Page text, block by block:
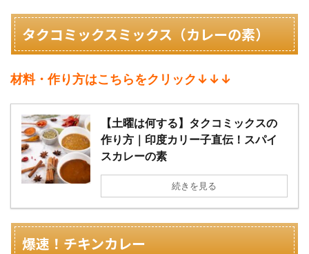
タクコミックスミックス（カレーの素）
材料・作り方はこちらをクリック↓↓↓
【土曜は何する】タクコミックスの
作り方｜印度カリー子直伝！スパイ
スカレーの素
続きを見る
爆速！チキンカレー